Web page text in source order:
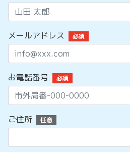
メールアドレス 必須
お電話番号 必須
ご住所 任意